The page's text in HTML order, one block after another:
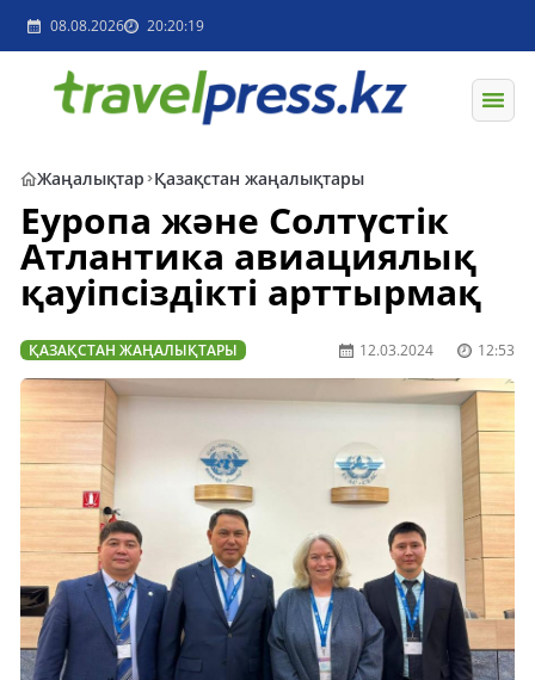
08.08.2026 20:20:19
Жаңалықтар Қазақстан жаңалықтары
Еуропа және Солтүстік
Атлантика авиациялық
қауіпсіздікті арттырмақ
ҚАЗАҚСТАН ЖАҢАЛЫҚТАРЫ 12.03.2024 12:53